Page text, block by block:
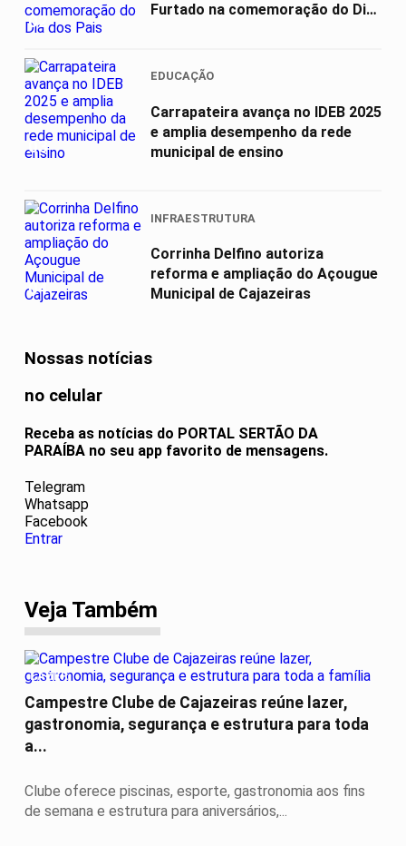
02
Furtado na comemoração do Dia
03
EDUCAÇÃO
Carrapateira avança no IDEB 2025
e amplia desempenho da rede
municipal de ensino
04
INFRAESTRUTURA
Corrinha Delfino autoriza
reforma e ampliação do Açougue
Municipal de Cajazeiras
Nossas notícias
no celular
Receba as notícias do PORTAL SERTÃO DA
PARAÍBA no seu app favorito de mensagens.
Telegram
Whatsapp
Facebook
Entrar
Veja Também
LAZER
Campestre Clube de Cajazeiras reúne lazer,
gastronomia, segurança e estrutura para toda
a...
Clube oferece piscinas, esporte, gastronomia aos fins
de semana e estrutura para aniversários,...